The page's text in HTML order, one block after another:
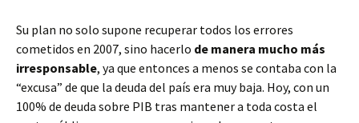
Su plan no solo supone recuperar todos los errores
cometidos en 2007, sino hacerlo de manera mucho más
irresponsable, ya que entonces a menos se contaba con la
“excusa” de que la deuda del país era muy baja. Hoy, con un
100% de deuda sobre PIB tras mantener a toda costa el